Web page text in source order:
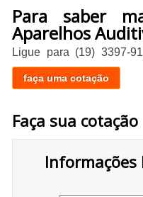
Para saber
Aparelhos
Ligue para (19) 3397-
faça uma cotação
Faça sua cotação
Informações